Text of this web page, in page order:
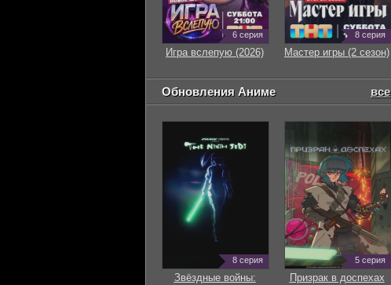
6 серия
Игра вслепую (2026)
8 серия
Мастер игры (2 сезон)
Обновления Аниме все
8 серия
Звёздные войны:
5 серия
Призрак в доспехах